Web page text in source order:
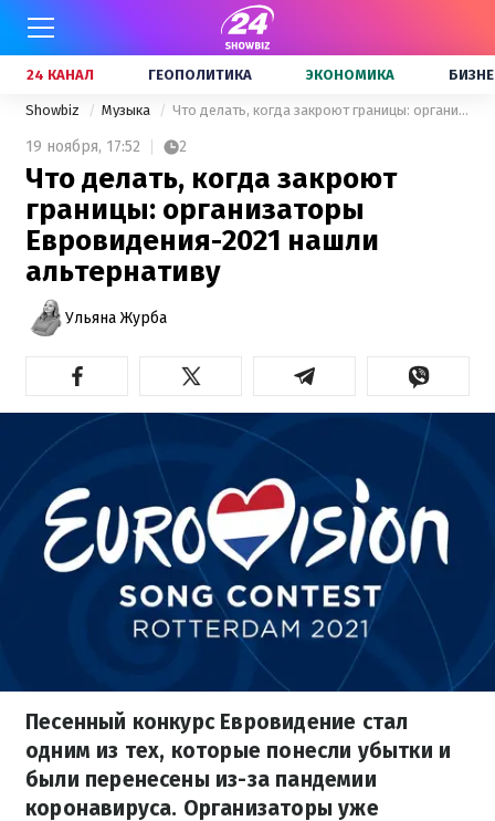
24 КАНАЛ ГЕОПОЛИТИКА ЭКОНОМИКА
Showbiz Музыка Что делать, когда закроют границы: организаторы Евровидения-2021 нашли альтернативу
19 ноября, 17:52 2
Что делать, когда закроют
границы: организаторы
Евровидения-2021 нашли
альтернативу
Ульяна Журба
Песенный конкурс Евровидение стал
одним из тех, которые понесли убытки и
были перенесены из-за пандемии
коронавируса. Организаторы уже